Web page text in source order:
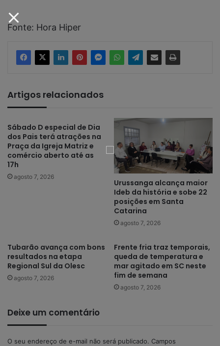
Fonte: Hora Hiper
Artigos relacionados
Sábado D especial de Dia
dos Pais terá atrações na
Praça da Igreja Matriz e
comércio aberto até as
17h
agosto 7, 2026
Urussanga alcança maior
Ideb da história e sobe 22
posições em Santa
Catarina
agosto 7, 2026
Tubarão avança com bons
resultados na etapa
Regional Sul da Olesc
agosto 7, 2026
Frente fria traz temporais,
queda de temperatura e
mar agitado em SC neste
fim de semana
agosto 7, 2026
Deixe um comentário
O seu endereço de e-mail não será publicado. Campos